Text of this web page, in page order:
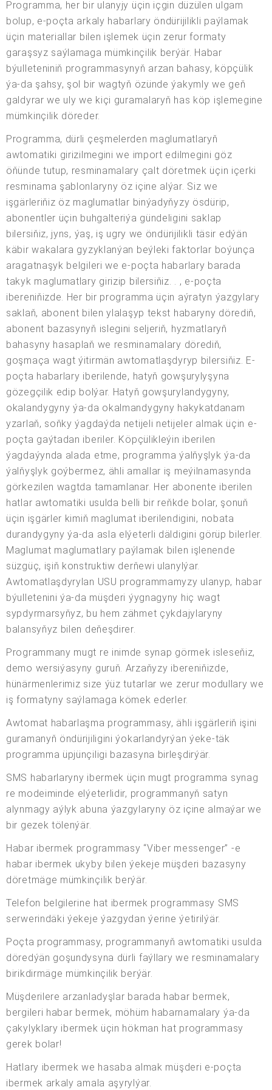
Programma, her bir ulanyjy üçin içgin düzülen ulgam
bolup, e-poçta arkaly habarlary öndürijilikli paýlamak
üçin materiallar bilen işlemek üçin zerur formaty
garaşsyz saýlamaga mümkinçilik berýär. Habar
býulleteniniň programmasynyň arzan bahasy, köpçülik
ýa-da şahsy, şol bir wagtyň özünde ýakymly we geň
galdyrar we uly we kiçi guramalaryň has köp işlemegine
mümkinçilik döreder.
Programma, dürli çeşmelerden maglumatlaryň
awtomatiki girizilmegini we import edilmegini göz
öňünde tutup, resminamalary çalt döretmek üçin içerki
resminama şablonlaryny öz içine alýar. Siz we
işgärleriňiz öz maglumatlar binýadyňyzy ösdürip,
abonentler üçin buhgalteriýa gündeligini saklap
bilersiňiz, jyns, ýaş, iş ugry we öndürijilikli täsir edýän
käbir wakalara gyzyklanýan beýleki faktorlar boýunça
aragatnaşyk belgileri we e-poçta habarlary barada
takyk maglumatlary girizip bilersiňiz. . , e-poçta
ibereniňizde. Her bir programma üçin aýratyn ýazgylary
saklaň, abonent bilen ylalaşyp tekst habaryny dörediň,
abonent bazasynyň islegini seljeriň, hyzmatlaryň
bahasyny hasaplaň we resminamalary dörediň,
goşmaça wagt ýitirmän awtomatlaşdyryp bilersiňiz. E-
poçta habarlary iberilende, hatyň gowşurylyşyna
gözegçilik edip bolýar. Hatyň gowşurylandygyny,
okalandygyny ýa-da okalmandygyny hakykatdanam
yzarlaň, soňky ýagdaýda netijeli netijeler almak üçin e-
poçta gaýtadan iberiler. Köpçülikleýin iberilen
ýagdaýynda alada etme, programma ýalňyşlyk ýa-da
ýalňyşlyk goýbermez, ähli amallar iş meýilnamasynda
görkezilen wagtda tamamlanar. Her abonente iberilen
hatlar awtomatiki usulda belli bir reňkde bolar, şonuň
üçin işgärler kimiň maglumat iberilendigini, nobata
durandygyny ýa-da asla elýeterli däldigini görüp bilerler.
Maglumat maglumatlary paýlamak bilen işlenende
süzgüç, işiň konstruktiw derňewi ulanylýar.
Awtomatlaşdyrylan USU programmamyzy ulanyp, habar
býulletenini ýa-da müşderi ýygnagyny hiç wagt
sypdyrmarsyňyz, bu hem zähmet çykdajylaryny
balansyňyz bilen deňeşdirer.
Programmany mugt re inimde synap görmek isleseňiz,
demo wersiýasyny guruň. Arzaňyzy ibereniňizde,
hünärmenlerimiz size ýüz tutarlar we zerur modullary we
iş formatyny saýlamaga kömek ederler.
Awtomat habarlaşma programmasy, ähli işgärleriň işini
guramanyň öndürijiligini ýokarlandyrýan ýeke-täk
programma üpjünçiligi bazasyna birleşdirýär.
SMS habarlaryny ibermek üçin mugt programma synag
re modeiminde elýeterlidir, programmanyň satyn
alynmagy aýlyk abuna ýazgylaryny öz içine almaýar we
bir gezek tölenýär.
Habar ibermek programmasy “Viber messenger” -e
habar ibermek ukyby bilen ýekeje müşderi bazasyny
döretmäge mümkinçilik berýär.
Telefon belgilerine hat ibermek programmasy SMS
serwerindäki ýekeje ýazgydan ýerine ýetirilýär.
Poçta programmasy, programmanyň awtomatiki usulda
döredýän goşundysyna dürli faýllary we resminamalary
birikdirmäge mümkinçilik berýär.
Müşderilere arzanladyşlar barada habar bermek,
bergileri habar bermek, möhüm habarnamalary ýa-da
çakylyklary ibermek üçin hökman hat programmasy
gerek bolar!
Hatlary ibermek we hasaba almak müşderi e-poçta
ibermek arkaly amala aşyrylýar.